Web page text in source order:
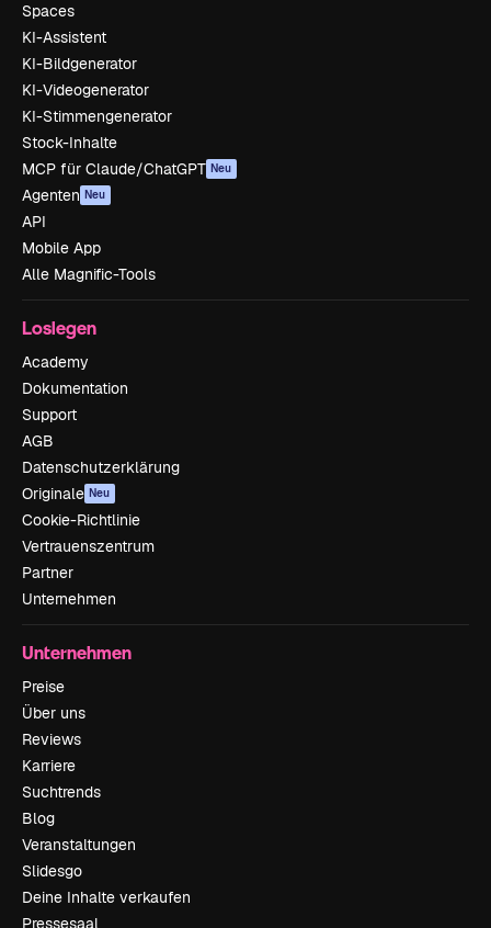
Spaces
KI-Assistent
KI-Bildgenerator
KI-Videogenerator
KI-Stimmengenerator
Stock-Inhalte
MCP für Claude/ChatGPT Neu
Agenten Neu
API
Mobile App
Alle Magnific-Tools
Loslegen
Academy
Dokumentation
Support
AGB
Datenschutzerklärung
Originale Neu
Cookie-Richtlinie
Vertrauenszentrum
Partner
Unternehmen
Unternehmen
Preise
Über uns
Reviews
Karriere
Suchtrends
Blog
Veranstaltungen
Slidesgo
Deine Inhalte verkaufen
Pressesaal